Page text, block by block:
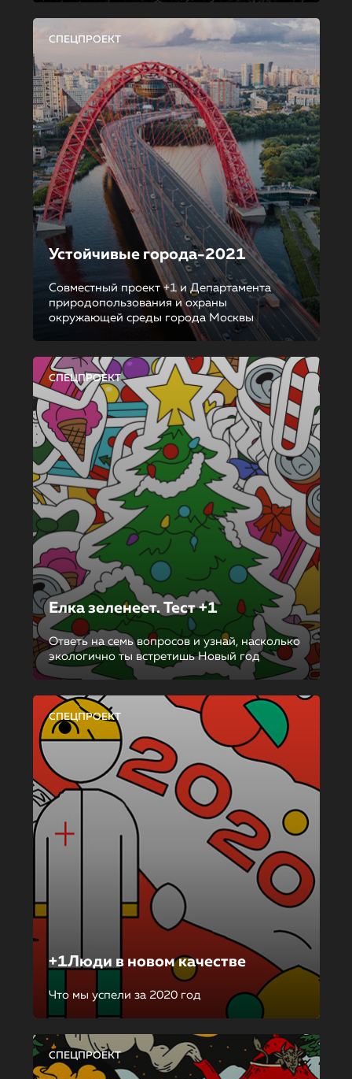
СПЕЦПРОЕКТ
Устойчивые города-2021
Совместный проект +1 и Департамента
природопользования и охраны
окружающей среды города Москвы
СПЕЦПРОЕКТ
Елка зеленеет. Тест +1
Ответь на семь вопросов и узнай, насколько
экологично ты встретишь Новый год
СПЕЦПРОЕКТ
+1Люди в новом качестве
Что мы успели за 2020 год
СПЕЦПРОЕКТ